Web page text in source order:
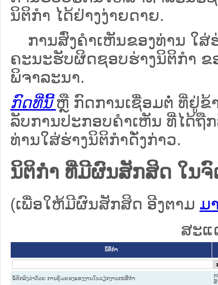
ນິຕິກຳ ໄດ້ຢ່າງງ່າຍດາຍ.
ການສົ່ງຄໍາເຫັນຂອງທ່ານ ໃສ່
ຄະນະຮັບຜິດຊອບຮ່າງນິຕິກຳ ຂ
ພິຈາລະນາ.
ກົດທີ່ນີ້ ຫຼື ກົດການເຊື່ອມຕໍ່ ທີ່ຢູ່ຂ້
ລັບການປະກອບຄຳເຫັນ ທີ່ໄດ້ຖື
ທ່ານໃສ່ຮ່າງນິຕິກຳດັ່ງກ່າວ.
ນິຕິກໍາ ທີ່ມີຜົນສັກສິດ ໃນ
(ເພື່ອໃຫ້ມີຜົນສັກສິດ ອີງຕາມ ມ
ສະແ
ນິຕິກໍາ
ຂໍ້ຕົກລົງວ່າດ້ວຍ ການຄຸ້ມຄອງແຮງງານໃນວຽກງານກະສິກຳ
ກ